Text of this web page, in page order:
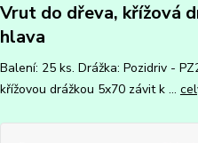
Vrut do dřeva, křížová
hlava
Balení: 25 ks. Drážka: Pozidriv -
křížovou drážkou 5x70 závit k ...